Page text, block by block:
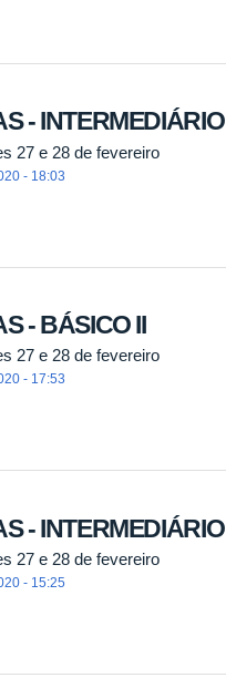
- INTERMEDIÁRIO
27 e 28 de fevereiro
- 18:03
- BÁSICO II
27 e 28 de fevereiro
- 17:53
- INTERMEDIÁRIO
27 e 28 de fevereiro
- 15:25